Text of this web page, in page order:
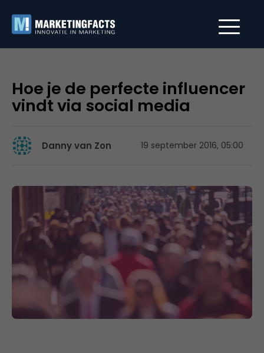
Hoe je de perfecte influencer
vindt via social media
Danny van Zon 19 september 2016, 05:00